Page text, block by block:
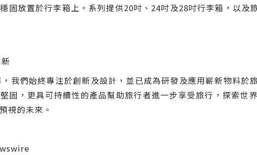
固放置於行李箱上。系列提供20吋、24吋及28吋行李箱，以及
我們始終專注於創新及設計，並已成為研發及應用嶄新物料於
固，更具可持續性的產品幫助旅行者進一步享受旅行，探索世
視的未來。